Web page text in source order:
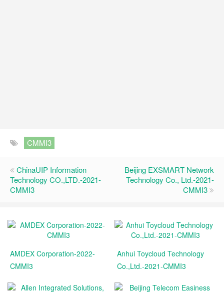
CMMI3
ChinaUIP Information
Technology CO.,LTD.-2021-
CMMI3
Beijing EXSMART Network
Technology Co., Ltd.-2021-
CMMI3
AMDEX Corporation-2022-
CMMI3
Anhui Toycloud Technology
Co.,Ltd.-2021-CMMI3